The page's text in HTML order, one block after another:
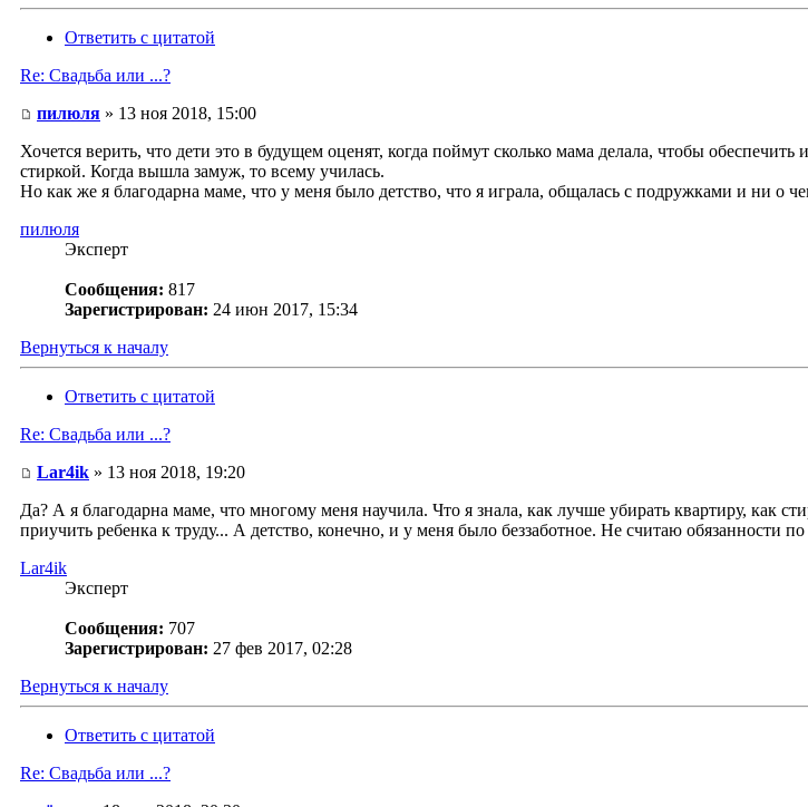
Ответить с цитатой
Re: Свадьба или ...?
пилюля » 13 ноя 2018, 15:00
Хочется верить, что дети это в будущем оценят, когда поймут сколько мама делала, чтобы
стиркой. Когда вышла замуж, то всему училась.
Но как же я благодарна маме, что у меня было детство, что я играла, общалась с подружками и ни о
пилюля
Эксперт
Сообщения: 817
Зарегистрирован: 24 июн 2017, 15:34
Вернуться к началу
Ответить с цитатой
Re: Свадьба или ...?
Lar4ik » 13 ноя 2018, 19:20
Да? А я благодарна маме, что многому меня научила. Что я знала, как лучше убирать квартиру, как
приучить ребенка к труду... А детство, конечно, и у меня было беззаботное. Не считаю обязанности
Lar4ik
Эксперт
Сообщения: 707
Зарегистрирован: 27 фев 2017, 02:28
Вернуться к началу
Ответить с цитатой
Re: Свадьба или ...?